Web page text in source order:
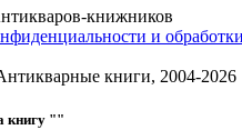
и
книги, 2004-2026
книгу ""